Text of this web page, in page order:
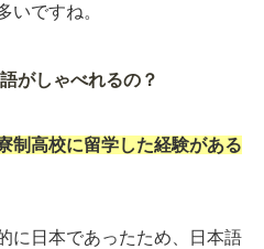
いですね。
がしゃべれるの？
制高校に留学した経験がある
に日本であったため、日本語